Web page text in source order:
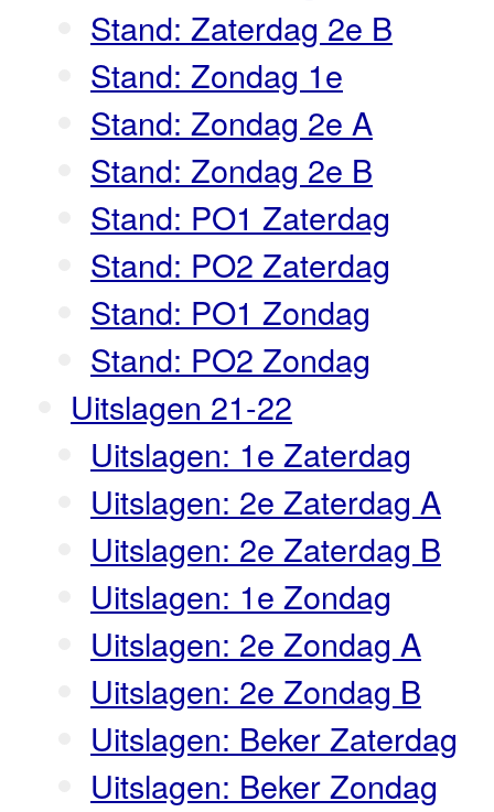
Stand: Zaterdag 2e B
Stand: Zondag 1e
Stand: Zondag 2e A
Stand: Zondag 2e B
Stand: PO1 Zaterdag
Stand: PO2 Zaterdag
Stand: PO1 Zondag
Stand: PO2 Zondag
Uitslagen 21-22
Uitslagen: 1e Zaterdag
Uitslagen: 2e Zaterdag A
Uitslagen: 2e Zaterdag B
Uitslagen: 1e Zondag
Uitslagen: 2e Zondag A
Uitslagen: 2e Zondag B
Uitslagen: Beker Zaterdag
Uitslagen: Beker Zondag